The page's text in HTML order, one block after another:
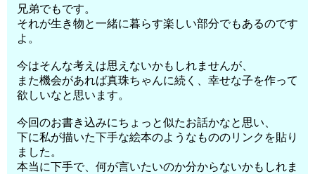
兄弟でもです。
それが生き物と一緒に暮らす楽しい部分でもあるのです
よ。
今はそんな考えは思えないかもしれませんが、
また機会があれば真珠ちゃんに続く、幸せな子を作って
欲しいなと思います。
今回のお書き込みにちょっと似たお話かなと思い、
下に私が描いた下手な絵本のようなもののリンクを貼り
ました。
本当に下手で、何が言いたいのか分からないかもしれま